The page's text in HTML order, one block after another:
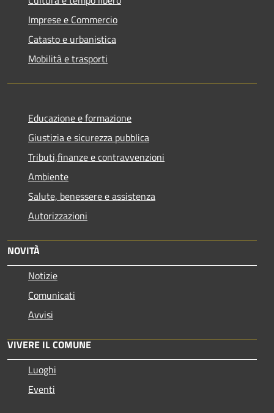
Imprese e Commercio
Catasto e urbanistica
Mobilità e trasporti
Educazione e formazione
Giustizia e sicurezza pubblica
Tributi,finanze e contravvenzioni
Ambiente
Salute, benessere e assistenza
Autorizzazioni
NOVITÀ
Notizie
Comunicati
Avvisi
VIVERE IL COMUNE
Luoghi
Eventi